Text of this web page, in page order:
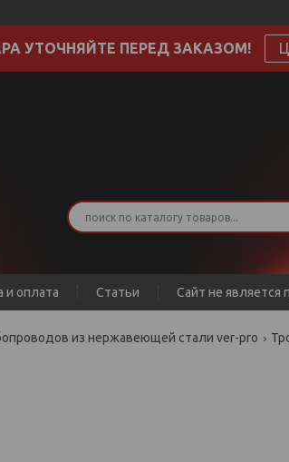
УТОЧНЯЙТЕ ПЕРЕД ЗАКАЗОМ!
и оплата Статьи Сайт не является
из нержавеющей стали ver-pro